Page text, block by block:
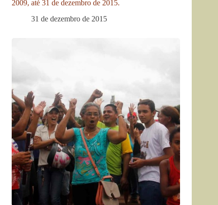
2009, até 31 de dezembro de 2015.
31 de dezembro de 2015